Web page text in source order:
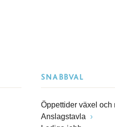
SNABBVAL
Öppettider växel
Anslagstavla